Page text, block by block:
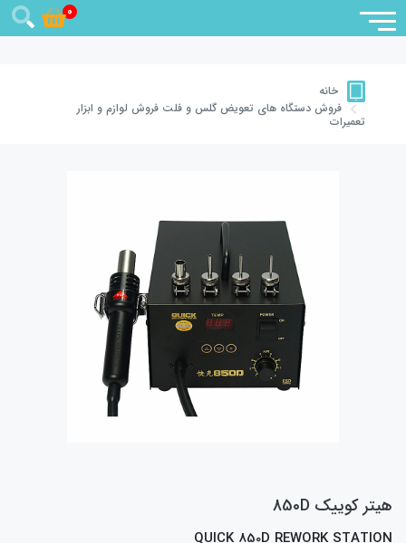
0
خانه
فروش دستگاه های تعویض گلس و فلت فروش لوازم و ابزار
تعمیرات
هيتر کوييک 850D